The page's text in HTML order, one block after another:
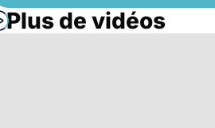
Plus de vidéos